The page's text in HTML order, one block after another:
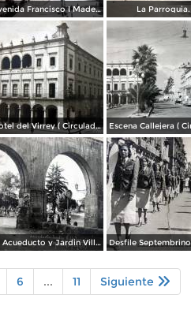
Avenida Francisco I Madero( Circulada el 7de Agosto de 1934 ). La Parroquia.
Hotel del Virrey ( Circulada el 01 de Agosto de 1946 ).
El Acueducto y Jardin Villalongin ( Circulada el 8 de Agosto de 1936 ).
6 ... 11 Siguiente